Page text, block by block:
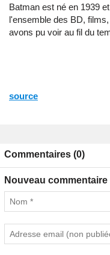
Batman est né en 1939
l'ensemble des BD,
avons pu voir au fil du
source
Commentaires (0)
Nouveau commentaire